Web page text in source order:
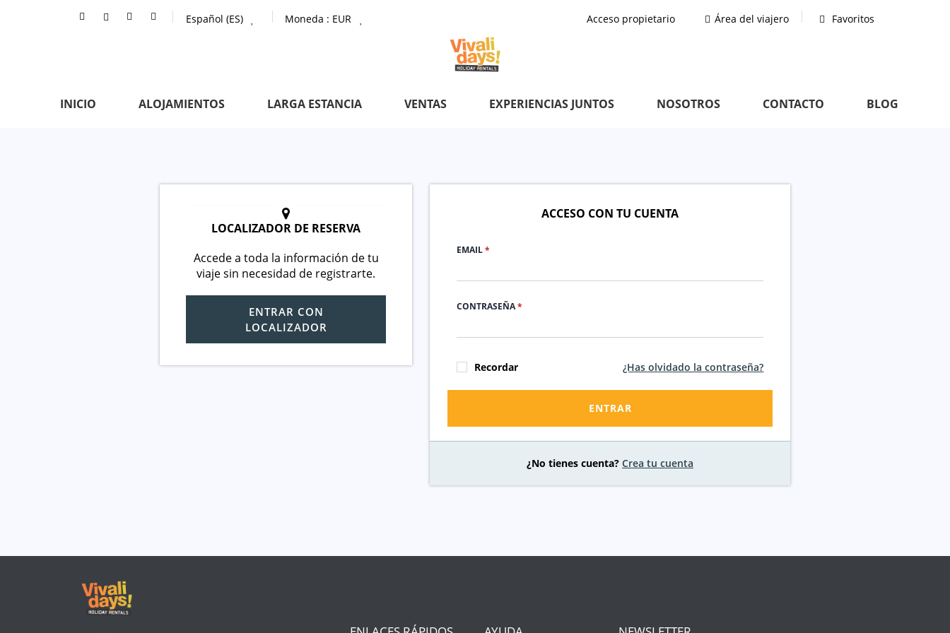
Español (ES) Moneda : EUR Favoritos
Área del viajero
Acceso propietario
INICIO ALOJAMIENTOS LARGA ESTANCIA VENTAS EXPERIENCIAS JUNTOS NOSOTROS CONTACTO BLOG
LOCALIZADOR DE RESERVA
Accede a toda la información de tu
viaje sin necesidad de registrarte.
ENTRAR CON
LOCALIZADOR
ACCESO CON TU CUENTA
EMAIL *
CONTRASEÑA *
Recordar ¿Has olvidado la contraseña?
ENTRAR
¿No tienes cuenta? Crea tu cuenta